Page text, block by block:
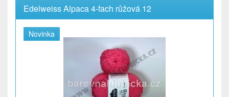
Edelweiss Alpaca 4-fach růžová 12
Novinka